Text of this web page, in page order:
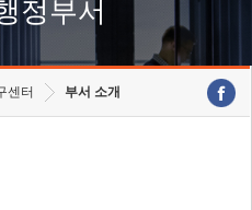
정부서
센터 부서 소개